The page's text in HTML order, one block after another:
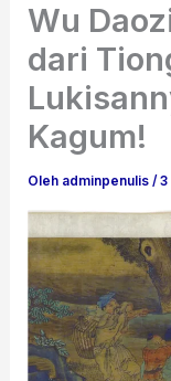
Wu
dari
Kagum!
Oleh adminpenulis/3